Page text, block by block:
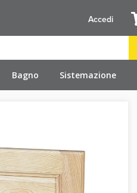
Bagno Sistemazione
Accedi